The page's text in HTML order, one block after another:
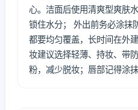
心。洁面后使用清爽型爽肤
锁住水分； 外出前务必涂抹
都要均匀覆盖，长时间在外
妆建议选择轻薄、持妆、带
粉，减少脱妆；唇部记得涂